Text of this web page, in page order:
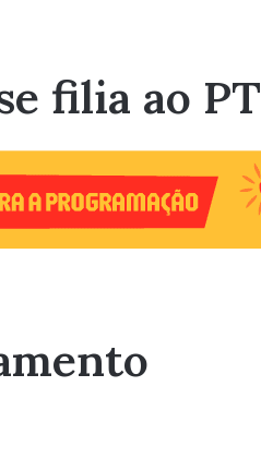
filia ao PT